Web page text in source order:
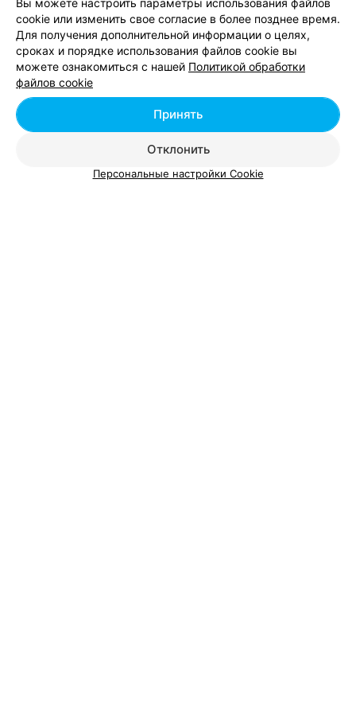
вам обеспечено.
1 2
Вы можете настроить параметры использования файлов
cookie или изменить свое согласие в более позднее время.
Для получения дополнительной информации о целях,
сроках и порядке использования файлов cookie вы
можете ознакомиться с нашей Политикой обработки
файлов cookie
Отклонить
Принять
Персональные настройки Cookie